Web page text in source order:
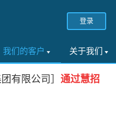
登录
我们的客户 关于我们
有限公司］ 通过慧招